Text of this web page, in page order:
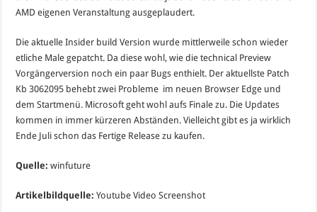
AMD eigenen Veranstaltung ausgeplaudert.
Die aktuelle Insider build Version wurde mittlerweile schon wieder
etliche Male gepatcht. Da diese wohl, wie die technical Preview
Vorgängerversion noch ein paar Bugs enthielt. Der aktuellste Patch
Kb 3062095 behebt zwei Probleme im neuen Browser Edge und
dem Startmenü. Microsoft geht wohl aufs Finale zu. Die Updates
kommen in immer kürzeren Abständen. Vielleicht gibt es ja wirklich
Ende Juli schon das Fertige Release zu kaufen.
Quelle: winfuture
Artikelbildquelle: Youtube Video Screenshot